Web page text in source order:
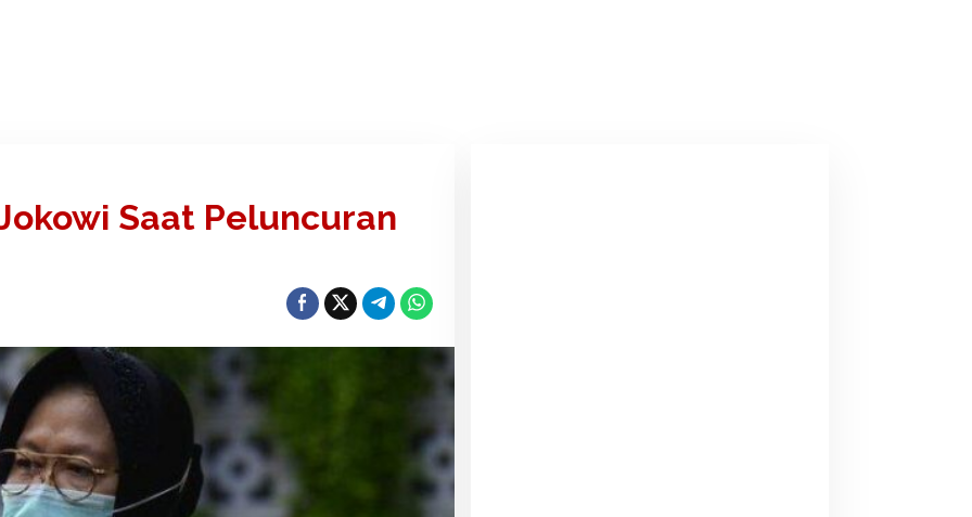
Saat Peluncuran